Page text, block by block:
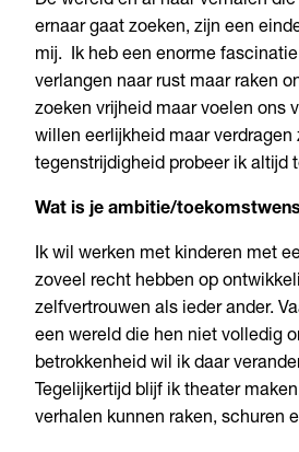
ernaar gaat zoeken, zijn een
mij . Ik heb een enorme
verlangen naar rust maar raken
zoeken vrijheid maar voelen ons
willen eerlijkheid maar verdragen
tegenstrijdigheid probeer ik altijd
Wat is je ambitie/
Ik wil werken met kinderen met
zoveel recht hebben op
zelfvertrouwen als ieder ander.
een wereld die hen niet volledig
betrokkenheid wil ik daar
Tegelijkertijd blijf ik theater
verhalen kunnen raken, schuren